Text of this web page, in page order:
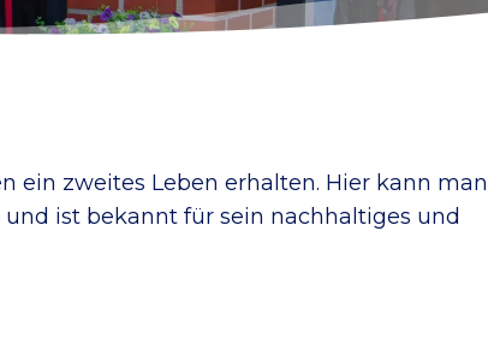
ein zweites Leben erhalten. Hier kann man
ist bekannt für sein nachhaltiges und